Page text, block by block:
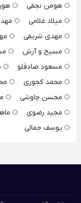
هومن نجفی
میلاد غلامی
مهدی شریفی
مسیح و آرش
مسعود صادقلو
محمد کجوری
محسن چاوشی
مجید رضوی
یوسف جمالی